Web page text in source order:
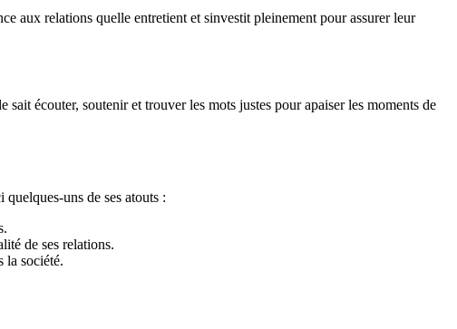
aux relations quelle entretient et sinvestit pleinement pour assurer leur
écouter, soutenir et trouver les mots justes pour apaiser les moments de
uns de ses atouts :
de ses relations.
la société.